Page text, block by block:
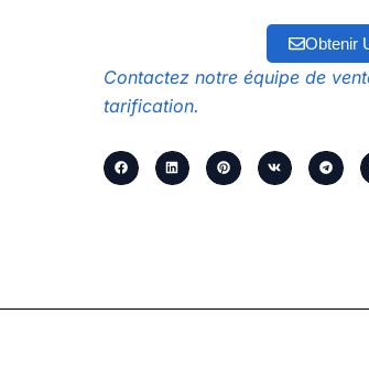
Obtenir
Contactez notre équipe de
tarification.